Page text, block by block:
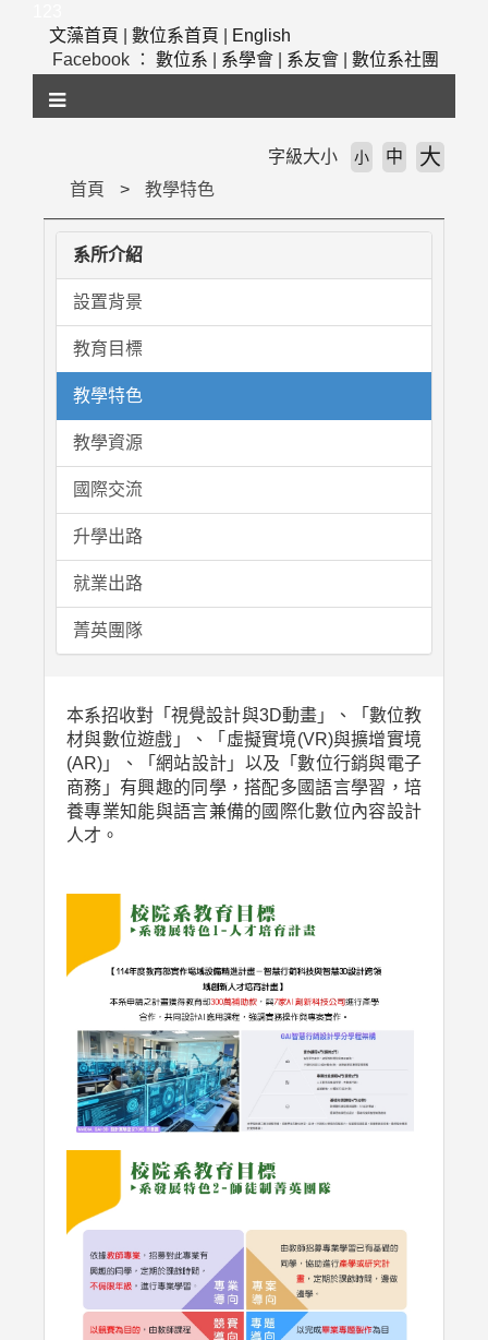
文藻首頁
數位系首頁
English
Facebook ： 數位系 系學會 系友會 數位系社團
首頁 教學特色
字級大小 小 中 大
系所介紹
設置背景
教育目標
教學特色
教學資源
國際交流
升學出路
就業出路
菁英團隊
本系招收對「視覺設計與3D動畫」、「數位教
材與數位遊戲」、「虛擬實境(VR)與擴增實境
(AR)」、「網站設計」以及「數位行銷與電子
商務」有興趣的同學，搭配多國語言學習，培
養專業知能與語言兼備的國際化數位內容設計
人才。